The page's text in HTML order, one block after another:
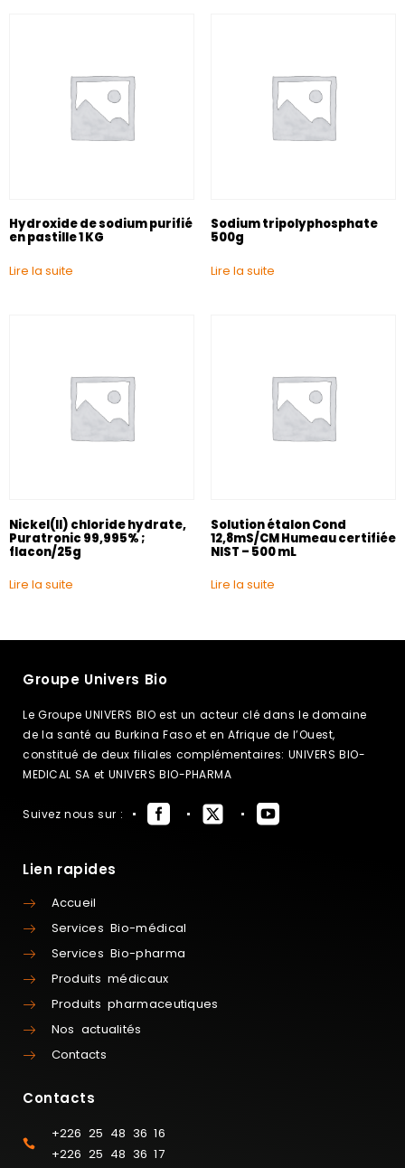
Hydroxide de sodium purifié
en pastille 1 KG
Lire la suite
Sodium tripolyphosphate
500g
Lire la suite
Nickel(II) chloride hydrate,
Puratronic 99,995% ;
flacon/25g
Lire la suite
Solution étalon Cond
12,8mS/CM Humeau certifiée
NIST – 500 mL
Lire la suite
Groupe Univers Bio
Le Groupe UNIVERS BIO est un acteur clé dans le domaine
de la santé au Burkina Faso et en Afrique de l’Ouest,
constitué de deux filiales complémentaires: UNIVERS BIO-
MEDICAL SA et UNIVERS BIO-PHARMA
Suivez nous sur :
Lien rapides
Accueil
Services Bio-médical
Services Bio-pharma
Produits médicaux
Produits pharmaceutiques
Nos actualités
Contacts
Contacts
+226 25 48 36 16
+226 25 48 36 17